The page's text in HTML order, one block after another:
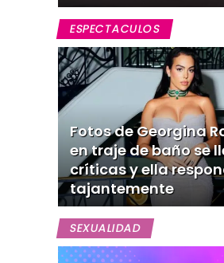
ESPECTACULOS
Fotos de Georgina
en traje de baño se
críticas y ella
tajantemente
SEXUALIDAD